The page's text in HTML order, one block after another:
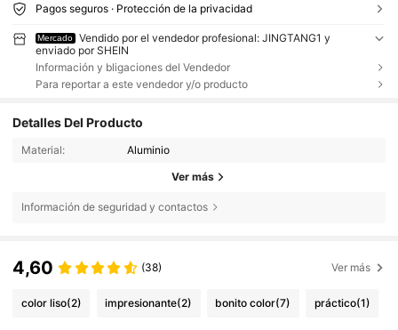
Pagos seguros · Protección de la privacidad
Mercado
Vendido por el vendedor profesional: JINGTANG1 y
enviado por SHEIN
Información y bligaciones del Vendedor
Para reportar a este vendedor y/o producto
Detalles Del Producto
Material: Aluminio
Ver más
Información de seguridad y contactos
4,60 (38) Ver más
color liso(2) impresionante(2) bonito color(7) práctico(1)